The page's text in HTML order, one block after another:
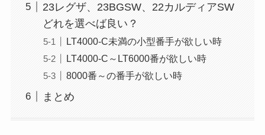
23レグザ、23BGSW、22カルディアSW
どれを選べば良い？
LT4000-C未満の小型番手が欲しい時
LT4000-C～LT6000番が欲しい時
8000番～の番手が欲しい時
まとめ